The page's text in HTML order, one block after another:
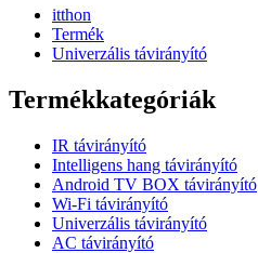
itthon
Termék
Univerzális távirányító
Termékkategóriák
IR távirányító
Intelligens hang távirányító
Android TV BOX távirányító
Wi-Fi távirányító
Univerzális távirányító
AC távirányító